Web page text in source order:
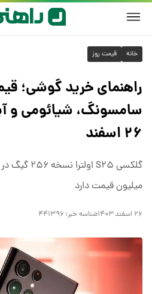
خانه قیمت روز
راهنمای خرید گوشی؛
سامسونگ، شیائومی و
۲۶ اسفند
میلیون قیمت دارد
۲۶ اسفند ۱۴۰۳ شناسه خبر: ۴۴۱۳۹۶